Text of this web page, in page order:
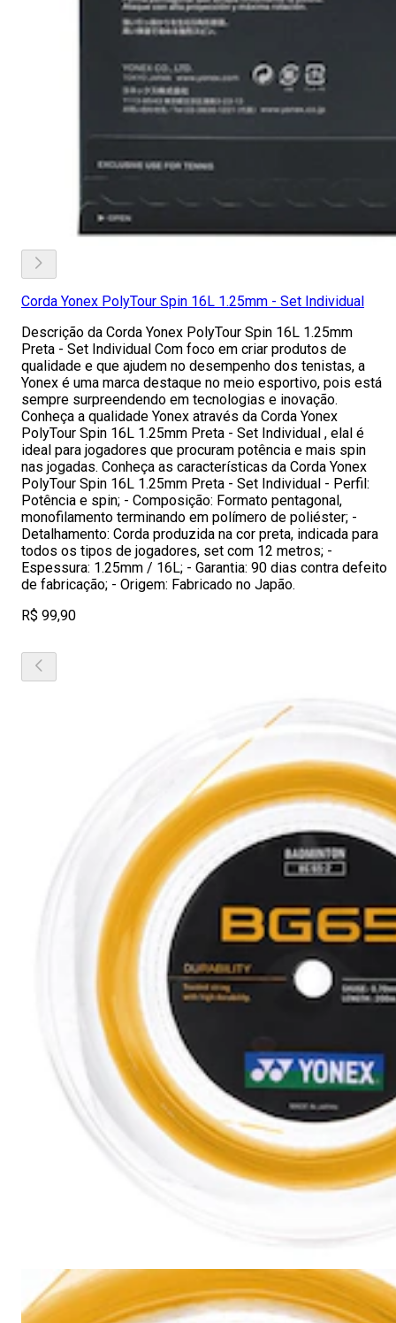
Corda Yonex PolyTour Spin 16L 1.25mm - Set Individual
Descrição da Corda Yonex PolyTour Spin 16L 1.25mm
Preta - Set Individual Com foco em criar produtos de
qualidade e que ajudem no desempenho dos tenistas, a
Yonex é uma marca destaque no meio esportivo, pois está
sempre surpreendendo em tecnologias e inovação.
Conheça a qualidade Yonex através da Corda Yonex
PolyTour Spin 16L 1.25mm Preta - Set Individual , elal é
ideal para jogadores que procuram potência e mais spin
nas jogadas. Conheça as características da Corda Yonex
PolyTour Spin 16L 1.25mm Preta - Set Individual - Perfil:
Potência e spin; - Composição: Formato pentagonal,
monofilamento terminando em polímero de poliéster; -
Detalhamento: Corda produzida na cor preta, indicada para
todos os tipos de jogadores, set com 12 metros; -
Espessura: 1.25mm / 16L; - Garantia: 90 dias contra defeito
de fabricação; - Origem: Fabricado no Japão.
R$ 99,90